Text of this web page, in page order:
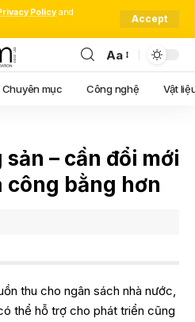
Policy and
Accept
Font
Resizer
Aa
Chuyên mục Công nghệ Vật
– cần đổi mới
công bằng hơn
thu cho ngân sách nhà nước,
thể hỗ trợ cho phát triển cũng